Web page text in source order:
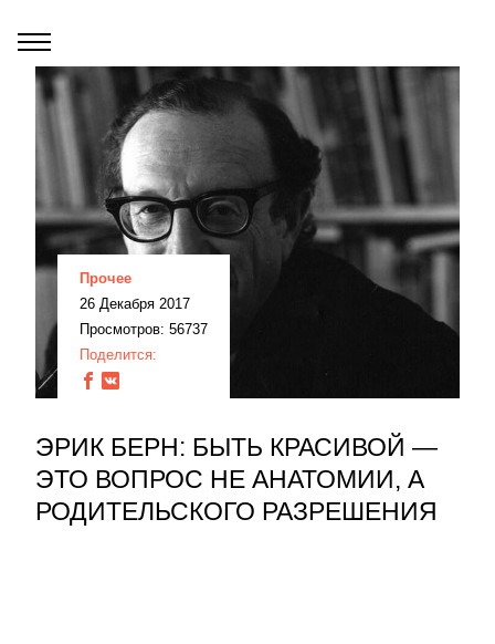
Прочее
26 Декабря 2017
Просмотров: 56737
Поделится:
ЭРИК БЕРН: БЫТЬ КРАСИВОЙ —
ЭТО ВОПРОС НЕ АНАТОМИИ, А
РОДИТЕЛЬСКОГО РАЗРЕШЕНИЯ